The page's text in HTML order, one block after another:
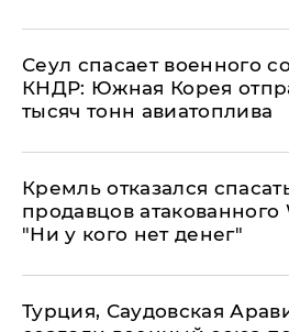
​Сеул спасает военного
КНДР: Южная Корея
тысяч тонн авиатоплива
Кремль отказался
продавцов
"Ни у кого нет денег"
Турция, Саудовская